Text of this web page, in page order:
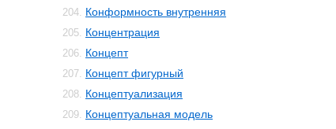
204. Конформность внутренняя
205. Концентрация
206. Концепт
207. Концепт фигурный
208. Концептуализация
209. Концептуальная модель